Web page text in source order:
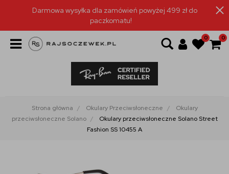
Darmowa wysyłka dla zamówień powyżej 499 zł do
paczkomatu!
0 0
Strona główna Okulary Przeciwsłoneczne
Okulary
przeciwsłoneczne Solano
Okulary przeciwsłoneczne Solano Street
Fashion SS 10455 A